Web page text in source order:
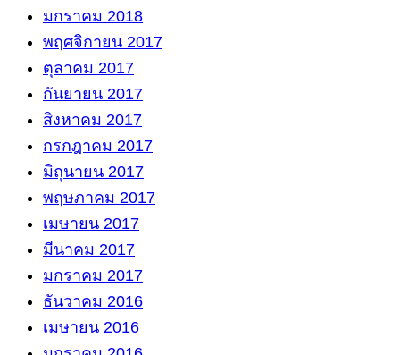
มกราคม 2018
พฤศจิกายน 2017
ตุลาคม 2017
กันยายน 2017
สิงหาคม 2017
กรกฎาคม 2017
มิถุนายน 2017
พฤษภาคม 2017
เมษายน 2017
มีนาคม 2017
มกราคม 2017
ธันวาคม 2016
เมษายน 2016